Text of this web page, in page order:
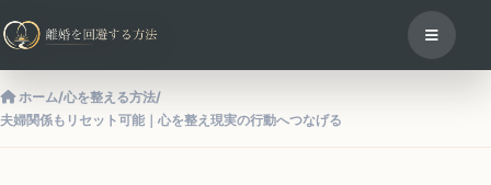
ホーム/心を整える方法/
夫婦関係もリセット可能｜心を整え現実の行動へつなげる